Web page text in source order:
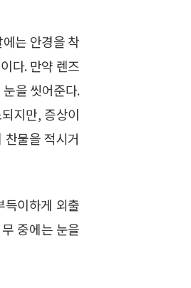
는 안경을 착
다. 만약 렌즈
을 씻어준다.
지만, 증상이
물을 적시거
득이하게 외출
중에는 눈을